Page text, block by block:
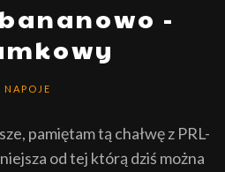
-
NAPOJE
pamiętam tą chałwę z PRL-
od tej którą dziś można